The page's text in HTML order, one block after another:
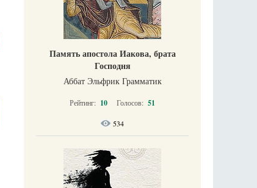
Память апостола Иакова, брата
Господня
Аббат Эльфрик Грамматик
Рейтинг: 10 Голосов: 51
534